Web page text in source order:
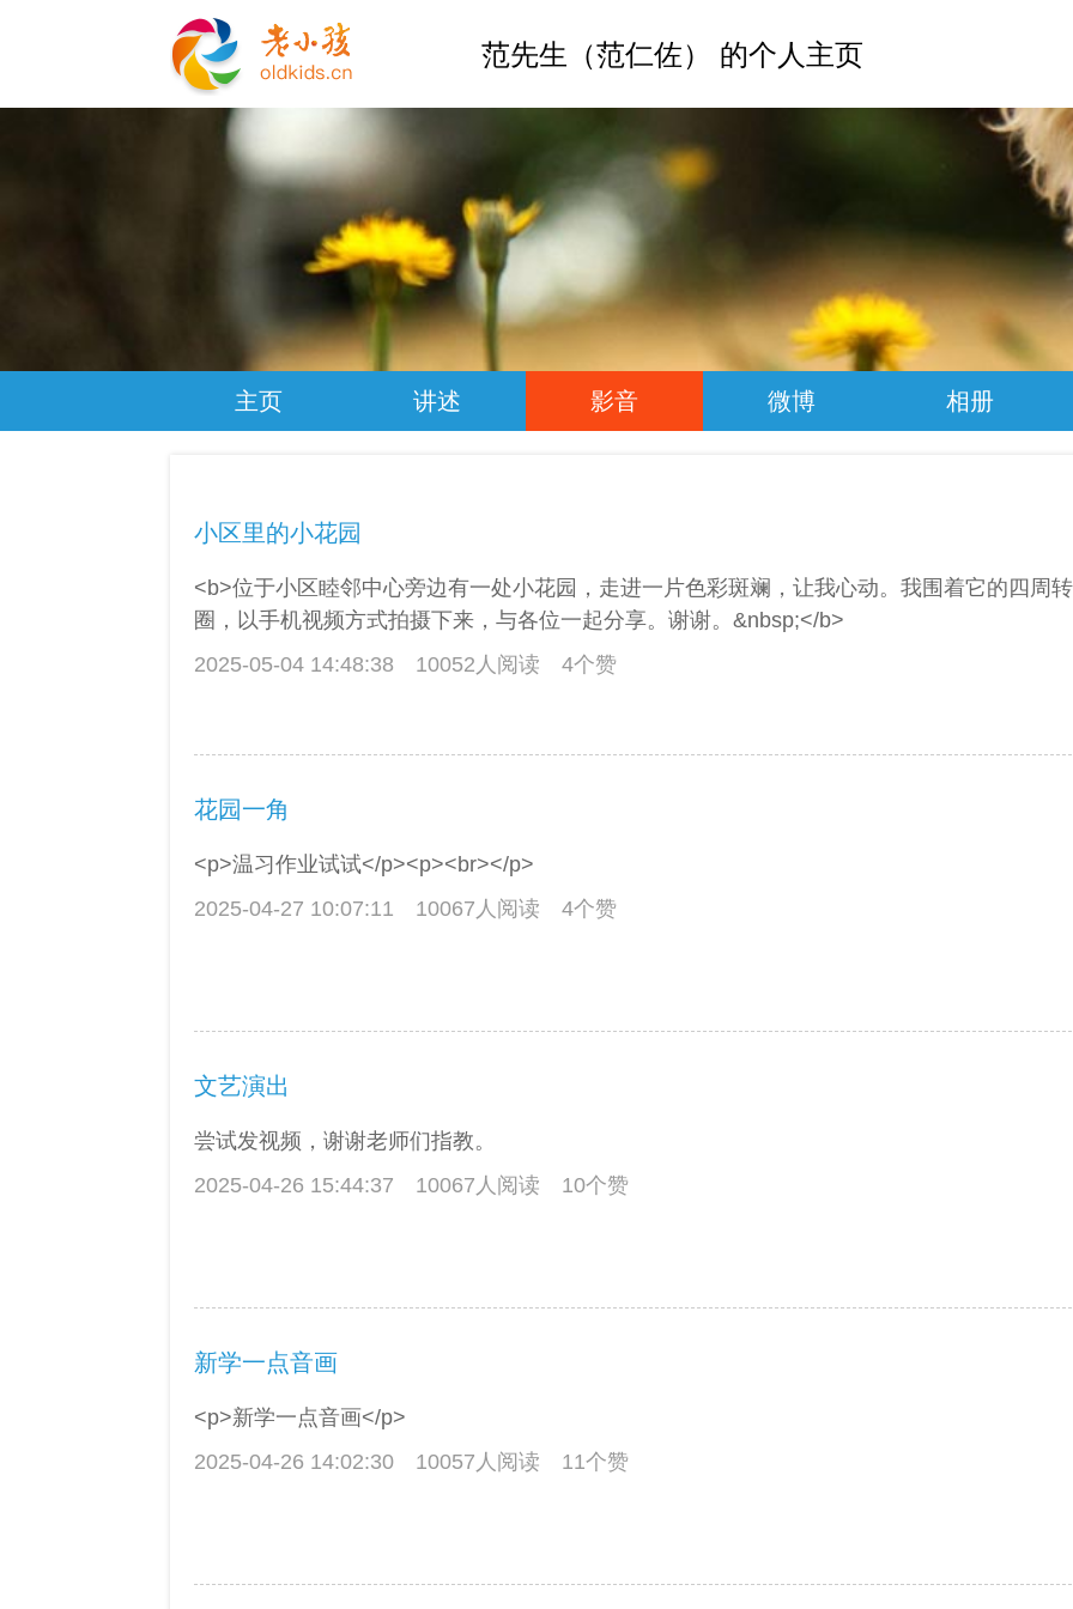
范先生（范仁佐） 的个人主页
主页 讲述 影音 微博 相册
小区里的小花园
<b>位于小区睦邻中心旁边有一处小花园，走进一片色彩斑斓，让我心动。我围着它的四周
圈，以手机视频方式拍摄下来，与各位一起分享。谢谢。&nbsp;</b>
2025-05-04 14:48:38
10052人阅读 4个赞
花园一角
<p>温习作业试试</p><p><br></p>
2025-04-27 10:07:11
10067人阅读 4个赞
文艺演出
尝试发视频，谢谢老师们指教。
2025-04-26 15:44:37
10067人阅读 10个赞
新学一点音画
<p>新学一点音画</p>
2025-04-26 14:02:30
10057人阅读 11个赞